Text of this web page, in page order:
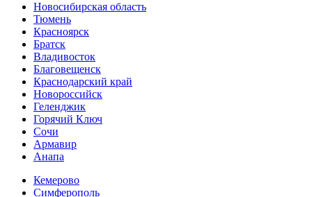
Новосибирская область
Тюмень
Красноярск
Братск
Владивосток
Благовещенск
Краснодарский край
Новороссийск
Геленджик
Горячий Ключ
Сочи
Армавир
Анапа
Кемерово
Симферополь